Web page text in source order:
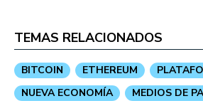
TEMAS RELACIONADOS
BITCOIN ETHEREUM
NUEVA ECONOMÍA
MEDIOS DE